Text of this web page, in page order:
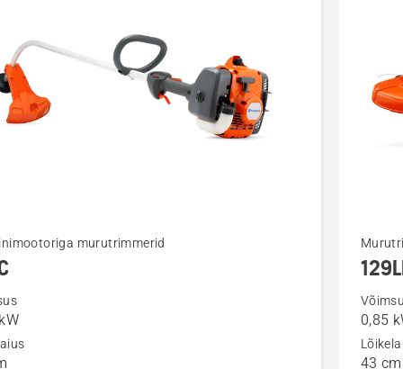
murutrimmerid
Vaata
rohkem
toote
129LK
0,85
43 cm